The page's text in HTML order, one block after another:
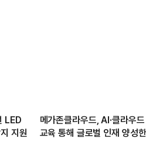
LED
지원
메가존클라우드, AI·클라우
교육 통해 글로벌 인재 양성